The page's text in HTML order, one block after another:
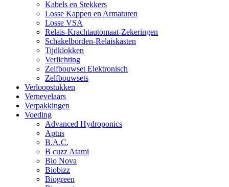
Kabels en Stekkers
Losse Kappen en Armaturen
Losse VSA
Relais-Krachtautomaat-Zekeringen
Schakelborden-Relaiskasten
Tijdklokken
Verlichting
Zelfbouwset Elektronisch
Zelfbouwsets
Verloopstukken
Vernevelaars
Verpakkingen
Voeding
Advanced Hydroponics
Aptus
B.A.C.
B cuzz Atami
Bio Nova
Biobizz
Biogreen